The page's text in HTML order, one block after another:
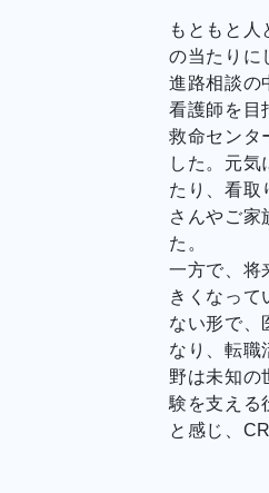
もともと人
の当たりに
進路相談の
看護師を目
救命センタ
した。元気
たり、看取
さんやご家
た。
一方で、将
きくなって
ない形で、
なり、転職
野は未知の
験を支える
と感じ、